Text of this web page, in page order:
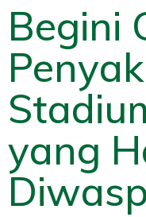
Begini
yang